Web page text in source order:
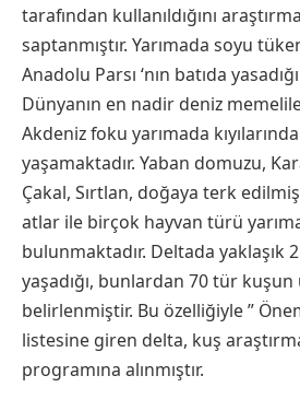
tarafından kullanıldığını
saptanmıştır. Yarımada soyu
Anadolu Parsı ‘nın batıda
Dünyanın en nadir deniz
Akdeniz foku yarımada kıyılarında
yaşamaktadır. Yaban domuzu,
Çakal, Sırtlan, doğaya terk
atlar ile birçok hayvan türü
bulunmaktadır. Deltada yaklaşık
yaşadığı, bunlardan 70 tür
belirlenmiştir. Bu özelliğiyle ”
listesine giren delta, kuş
programına alınmıştır.